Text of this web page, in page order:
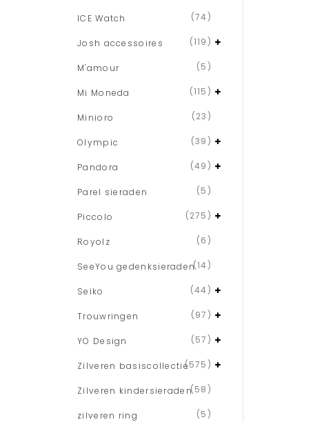
ICE Watch (74)
Josh accessoires (119)
M'amour (5)
Mi Moneda (115)
Minioro (23)
Olympic (39)
Pandora (49)
Parel sieraden (5)
Piccolo (275)
Royolz (6)
SeeYou gedenksieraden(14)
Seiko (44)
Trouwringen (97)
YO Design (57)
Zilveren basiscollectie(575)
Zilveren kindersieraden(58)
zilveren ring (5)